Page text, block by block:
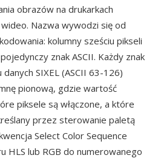
obrazów na drukarkach
Nazwa wywodzi się od
kolumny sześciu pikseli
znak ASCII. Każdy znak
SIXEL (ASCII 63-126)
pionową, gdzie wartość
piksele są włączone, a które
przez sterowanie paletą
Select Color Sequence
HLS lub RGB do numerowanego